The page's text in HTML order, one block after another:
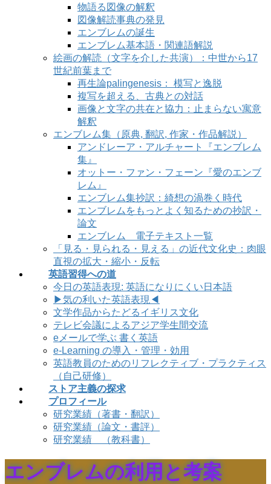
物語る図像の解釈
図像解読事典の発見
エンブレムの誕生
エンブレム基本語・関連語解説
絵画の解読（文字を介した共演）：中世から17
世紀前葉まで
再生論palingenesis： 模写と逸脱
複写を超える、古典との対話
画像と文字の共在と協力：止まらない寓意
解釈
エンブレム集（原典, 翻訳, 作家・作品解説）
アンドレーア・アルチャート『エンブレム
集』
オットー・ファン・フェーン『愛のエンブ
レム』
エンブレム集抄訳：綺想の渦巻く時代
エンブレムをもっとよく知るための抄訳・
論文
エンブレム 電子テキスト一覧
「見る・見られる・見える」の近代文化史：肉眼
直視の拡大・縮小・反転
英語習得への道
今日の英語表現: 英語になりにくい日本語
▶気の利いた英語表現◀
文学作品からたどるイギリス文化
テレビ会議によるアジア学生間交流
eメールで学ぶ 書く英語
e-Learning の導入・管理・効用
英語教員のためのリフレクティブ・プラクティス
（自己研修）
ストア主義の探求
プロフィール
研究業績（著書・翻訳）
研究業績（論文・書評）
研究業績 （教科書）
エンブレムの利用と考案